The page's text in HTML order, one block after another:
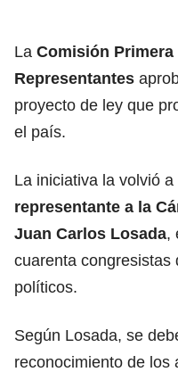
La Comisión Primera
Representantes
proyecto de ley que
el país.
La iniciativa la volvió
representante a la
Juan Carlos Losada,
cuarenta congresistas
políticos.
Según Losada, se
reconocimiento de los